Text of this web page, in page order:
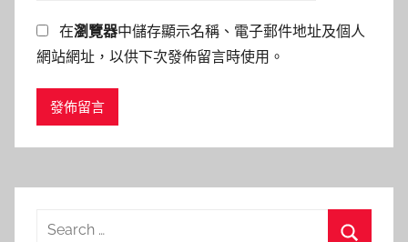
在瀏覽器中儲存顯示名稱、電子郵件地址及個人
網站網址，以供下次發佈留言時使用。
Search